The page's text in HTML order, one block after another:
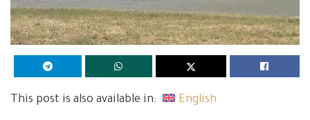
This post is also available in: English